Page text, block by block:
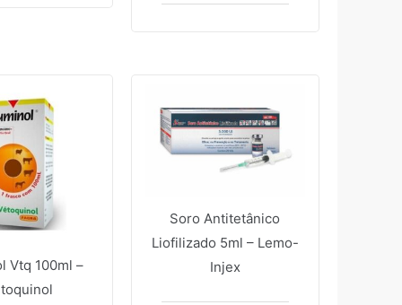
Vtq 100ml –
Soro Antitetânico
Liofilizado 5ml – Lemo-
Injex